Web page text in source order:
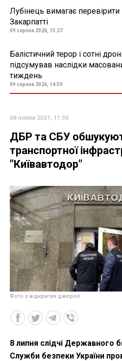
Лубінець вимагає перевірити
Закарпатті
09 серпня 2026, 15:27
Балістичний терор і сотні
підсумував наслідки
тиждень
09 серпня 2026, 14:59
08 липня 2021, 11:56
ДБР та СБУ
транспортної
"Київавтодор"
Фото з відкритих джерел
8 липня слідчі Державного
Служби безпеки України